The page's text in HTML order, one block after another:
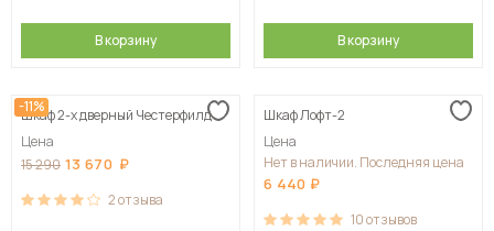
В корзину В корзину
-11%
Шкаф 2-х дверный Честерфилд
Цена
15 290 13 670
2отзыва
Шкаф Лофт-2
Цена
Нет в наличии. Последняя цена
6 440
10отзывов